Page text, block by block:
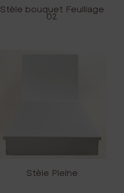
Stèle bouquet Feuillage
02
Stèle Pleine